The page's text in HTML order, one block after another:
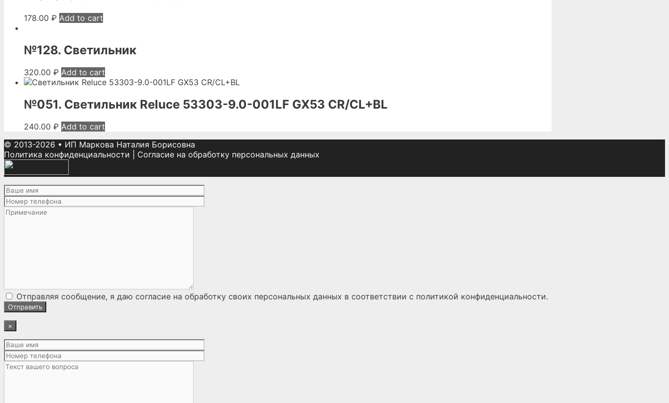
178.00 ₽ Add to cart
№128. Светильник
320.00 ₽ Add to cart
№051. Светильник Reluce 53303-9.0-001LF GX53 CR/CL+BL
240.00 ₽ Add to cart
© 2013-2026 • ИП Маркова Наталия Борисовна
Политика конфиденциальности
Согласие на обработку персональных данных
Отправляя сообщение, я даю согласие на обработку своих персональных данных в соответствии с политикой конфиденциальности.
×